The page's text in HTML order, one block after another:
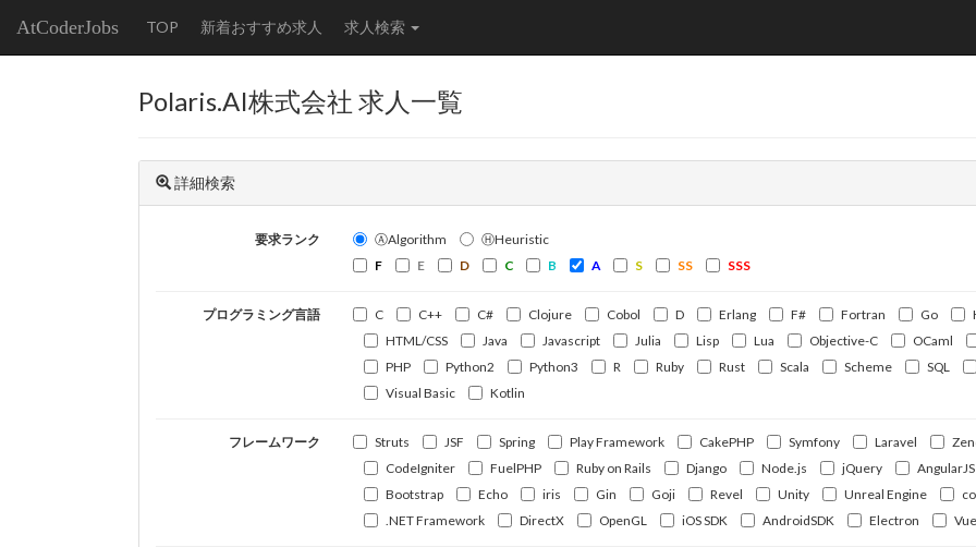
AtCoderJobs TOP 新着おすすめ求人 求人検索
Polaris.AI株式会社 求人一覧
詳細検索
要求ランク ⒶAlgorithm
ⒽHeuristic
F
E D C B A S SS SSS
プログラミング言語 C C++ C# Clojure Cobol D Erlang F# Fortran Go
HTML/CSS
Java Javascript Julia Lisp Lua Objective-C OCaml
PHP
Python2 Python3 R Ruby Rust Scala Scheme SQL
Visual Basic
Kotlin
フレームワーク Struts JSF Spring Play Framework CakePHP Symfony Laravel
CodeIgniter
FuelPHP Ruby on Rails Django Node.js jQuery AngularJS
Bootstrap
Echo iris Gin Goji Revel Unity Unreal Engine
.NET Framework
DirectX OpenGL iOS SDK AndroidSDK Electron